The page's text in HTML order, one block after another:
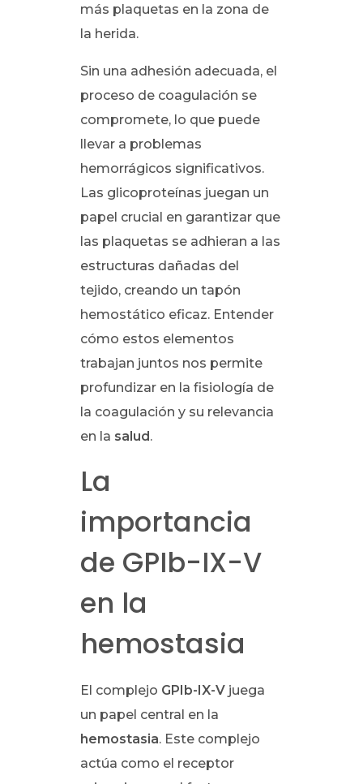
más plaquetas en la zona de
la herida.
Sin una adhesión adecuada, el
proceso de coagulación se
compromete, lo que puede
llevar a problemas
hemorrágicos significativos.
Las glicoproteínas juegan un
papel crucial en garantizar que
las plaquetas se adhieran a las
estructuras dañadas del
tejido, creando un tapón
hemostático eficaz. Entender
cómo estos elementos
trabajan juntos nos permite
profundizar en la fisiología de
la coagulación y su relevancia
en la salud.
La
importancia
de GPIb-IX-V
en la
hemostasia
El complejo GPIb-IX-V juega
un papel central en la
hemostasia. Este complejo
actúa como el receptor